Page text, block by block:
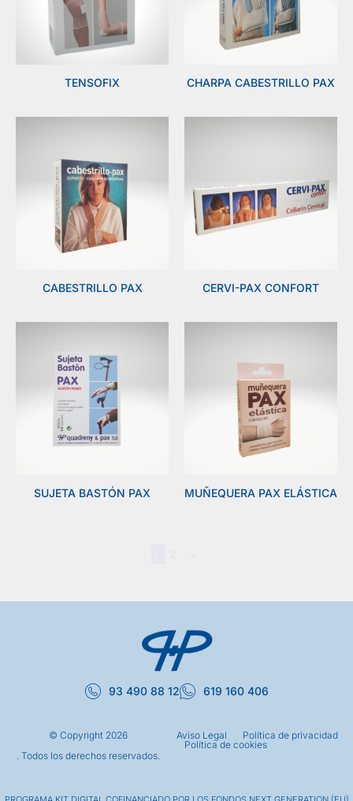
TENSOFIX CHARPA CABESTRILLO PAX
CABESTRILLO PAX CERVI-PAX CONFORT
SUJETA BASTÓN PAX MUÑEQUERA PAX ELÁSTICA
93 490 88 12 619 160 406
© Copyright 2026
. Todos los derechos reservados.
Aviso Legal
Política de privacidad
Política de cookies